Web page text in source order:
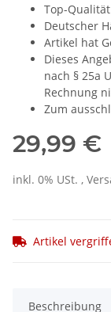
Top-Qualität
Deutscher
Artikel hat
Dieses
nach § 25a
Rechnung
Zum
29,99 €
inkl. 0% USt. ,
Artikel
Beschreibung